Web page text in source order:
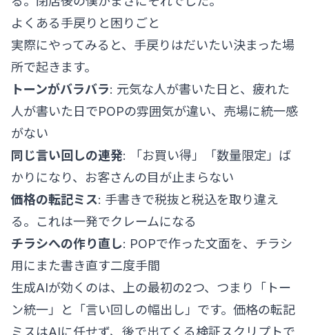
よくある手戻りと困りごと
実際にやってみると、手戻りはだいたい決まった場
所で起きます。
トーンがバラバラ: 元気な人が書いた日と、疲れた
人が書いた日でPOPの雰囲気が違い、売場に統一感
がない
同じ言い回しの連発: 「お買い得」「数量限定」ば
かりになり、お客さんの目が止まらない
価格の転記ミス: 手書きで税抜と税込を取り違え
る。これは一発でクレームになる
チラシへの作り直し: POPで作った文面を、チラシ
用にまた書き直す二度手間
生成AIが効くのは、上の最初の2つ、つまり「トー
ン統一」と「言い回しの幅出し」です。価格の転記
ミスはAIに任せず、後で出てくる検証スクリプトで